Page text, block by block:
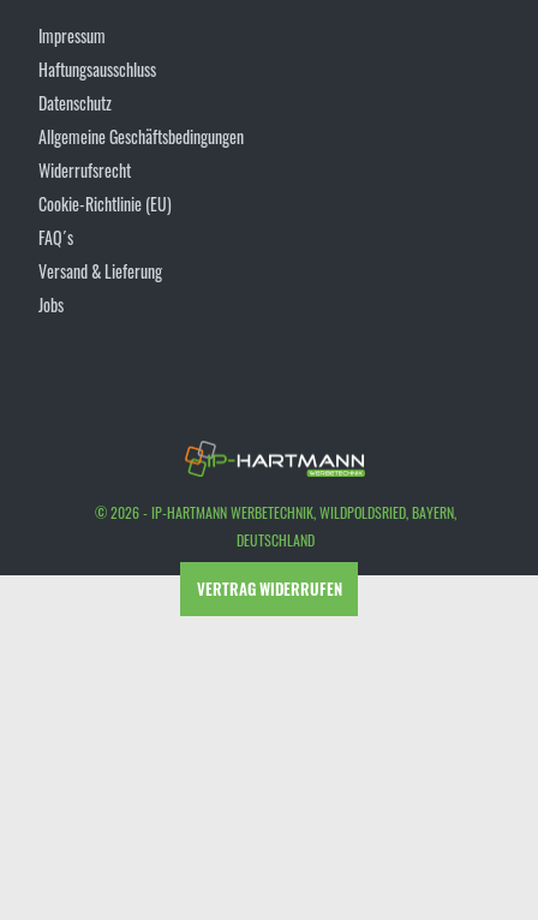
Impressum
Haftungsausschluss
Datenschutz
Allgemeine Geschäftsbedingungen
Widerrufsrecht
Cookie-Richtlinie (EU)
FAQ´s
Versand & Lieferung
Jobs
© 2026 - IP-HARTMANN WERBETECHNIK, WILDPOLDSRIED, BAYERN,
DEUTSCHLAND
VERTRAG WIDERRUFEN